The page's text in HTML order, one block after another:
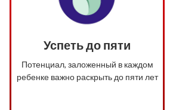
Успеть до пяти
Потенциал, заложенный в каждом
ребенке важно раскрыть до пяти лет